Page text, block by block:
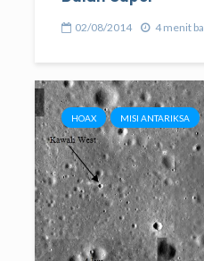
02/08/2014 4 menit
HOAX MISI ANTARIKSA